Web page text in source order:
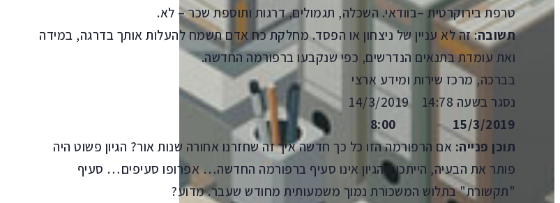
טרפת בירוקרטית –בוודאי. השכלה, תגמולים, דרגות ותוספת שכר – לא.
תשובה: זה לא עניין של ניצחון או הפסד. מחלקת כח אדם תשמח להעלות אותך בדרגה, במידה
ואת עומדת בתנאים הנדרשים, כפי שנקבעו ברפורמה החדשה.
בברכה, מרכז שירות ומידע ארצי
נסגר בשעה 14:78 14/3/2019
15/3/2019 8:00
תוכן פנייה: אם הרפורמה הזו כל כך חדשה איך זה שחזרנו אחורה שנות אור? הגיון פשוט היה
פותר את הבעיה, הייתכן שהגיון אינו סעיף ברפורמה החדשה… אפרופו סעיפים… סעיף
"תקשורת" בתלוש המשכורת נמוך משמעותית מחודש שעבר. מדוע?